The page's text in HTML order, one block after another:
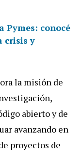
Pymes: conocé
crisis y
la misión de
abierto y de
avanzando en
proyectos de